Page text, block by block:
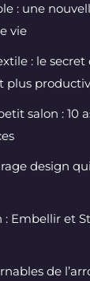
: une
vie
: le secret
plus
salon : 10
design
: Embellir et
de